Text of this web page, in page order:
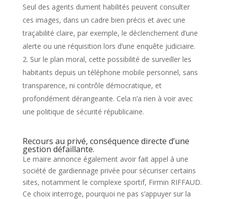
Seul des agents dument habilités peuvent consulter
ces images, dans un cadre bien précis et avec une
traçabilité claire, par exemple, le déclenchement d’une
alerte ou une réquisition lors d’une enquête judiciaire.
Sur le plan moral, cette possibilité de surveiller les
habitants depuis un téléphone mobile personnel, sans
transparence, ni contrôle démocratique, et
profondément dérangeante. Cela n’a rien à voir avec
une politique de sécurité républicaine.
Recours au privé, conséquence directe d’une
gestion défaillante.
Le maire annonce également avoir fait appel à une
société de gardiennage privée pour sécuriser certains
sites, notamment le complexe sportif, Firmin RIFFAUD.
Ce choix interroge, pourquoi ne pas s’appuyer sur la